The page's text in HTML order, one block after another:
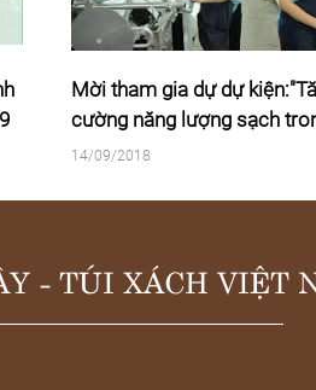
Việt
Tìm hiểu về
quan và tạo thuận
(Chương 5) thuộc
14/09/2018
- TÚI XÁCH VIỆT